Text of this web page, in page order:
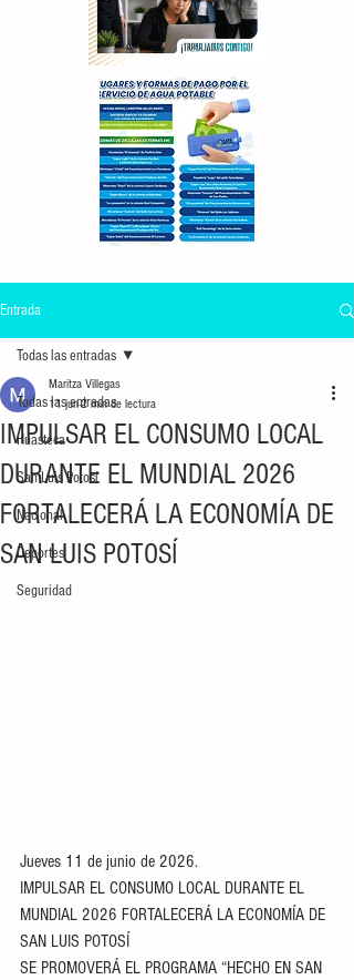
Entrada
Todas las entradas
Huasteca
San Luis Potosí
Nacional
Deportes
Seguridad
Todas las entradas
IMPULSAR EL CONSUMO LOCAL
DURANTE EL MUNDIAL 2026
FORTALECERÁ LA ECONOMÍA DE
SAN LUIS POTOSÍ
Maritza Villegas
11 jun2 min de lectura
Jueves 11 de junio de 2026.
IMPULSAR EL CONSUMO LOCAL DURANTE EL
MUNDIAL 2026 FORTALECERÁ LA ECONOMÍA DE
SAN LUIS POTOSÍ
SE PROMOVERÁ EL PROGRAMA “HECHO EN SAN